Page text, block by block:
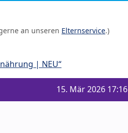
an unseren Elternservice.)
| NEU“
15. Mär 2026 17:16